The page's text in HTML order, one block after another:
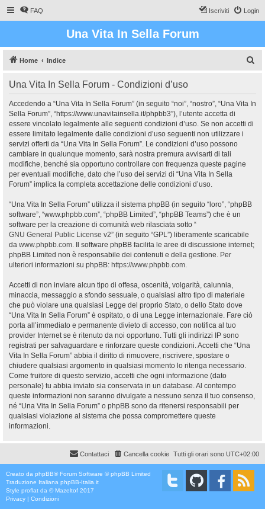
FAQ Login
Iscriviti
Una Vita In Sella Forum
Home Indice
Una Vita In Sella Forum - Condizioni d’uso
Accedendo a “Una Vita In Sella Forum” (in seguito “noi”, “nostro”, “Una Vita In
Sella Forum”, “https://www.unavitainsella.it/phpbb3”), l’utente accetta di
essere vincolato legalmente alle seguenti condizioni d’uso. Se non accetti di
essere limitato legalmente dalle condizioni d’uso seguenti non utilizzare i
servizi offerti da “Una Vita In Sella Forum”. Le condizioni d’uso possono
cambiare in qualunque momento, sarà nostra premura avvisarti di tali
modifiche, benché sia opportuno controllare con frequenza queste pagine
per eventuali modifiche, dato che l’uso dei servizi di “Una Vita In Sella
Forum” implica la completa accettazione delle condizioni d’uso.
“Una Vita In Sella Forum” utilizza il sistema phpBB (in seguito “loro”, “phpBB
software”, “www.phpbb.com”, “phpBB Limited”, “phpBB Teams”) che è un
software per la creazione di comunità web rilasciata sotto “
GNU General Public License v2” (in seguito “GPL”) liberamente scaricabile
da www.phpbb.com. Il software phpBB facilita le aree di discussione internet;
phpBB Limited non è responsabile dei contenuti e della gestione. Per
ulteriori informazioni su phpBB: https://www.phpbb.com.
Accetti di non inviare alcun tipo di offesa, oscenità, volgarità, calunnia,
minaccia, messaggio a sfondo sessuale, o qualsiasi altro tipo di materiale
che può violare una qualsiasi Legge del proprio Stato, o dello Stato dove
“Una Vita In Sella Forum” è ospitato, o di una Legge internazionale. Fare ciò
porta all’immediato e permanente divieto di accesso, con notifica al tuo
provider Internet se è ritenuto da noi opportuno. Tutti gli indirizzi IP sono
registrati per salvaguardare e rinforzare queste condizioni. Accetti che “Una
Vita In Sella Forum” abbia il diritto di rimuovere, riscrivere, spostare o
chiudere qualsiasi argomento in qualsiasi momento lo ritenga necessario.
Come fruitore di questo servizio, accetti che ogni informazione (dato
personale) tu abbia inviato sia conservata in un database. Al contempo
queste informazioni non saranno divulgate a nessuno senza il tuo consenso,
né “Una Vita In Sella Forum” o phpBB sono da ritenersi responsabili per
qualsiasi violazione al sistema che possa compromettere queste
informazioni.
Tutti gli orari sono UTC+02:00
Cancella cookie
Contattaci
Creato da phpBB® Forum Software © phpBB Limited
Traduzione Italiana phpBB-Italia.it
Style proflat da ©Mazeltof 2017
Privacy | Condizioni